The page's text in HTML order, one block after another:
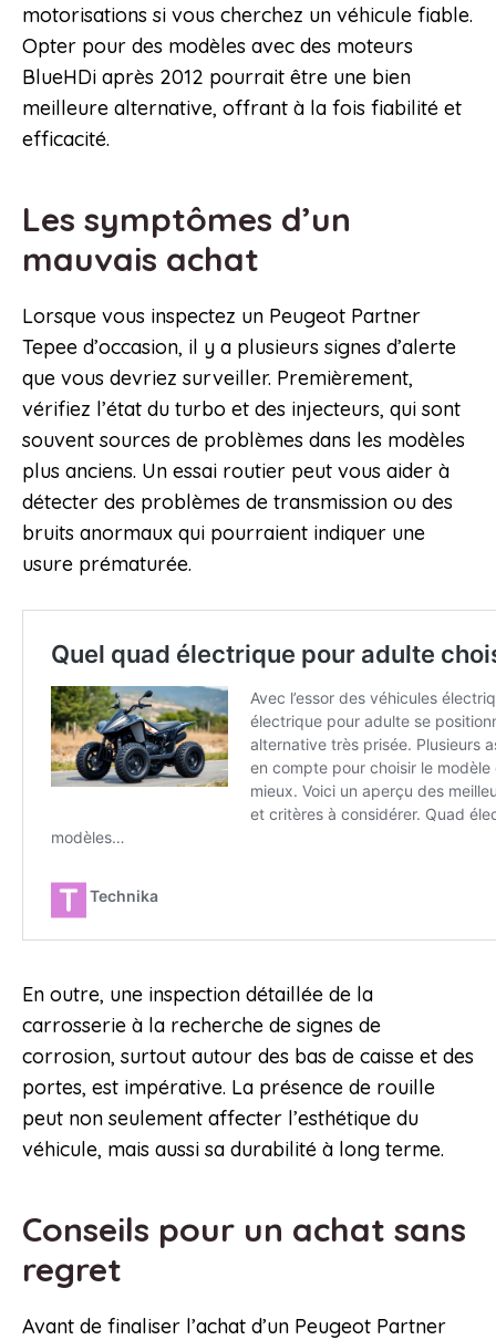
motorisations si vous cherchez un véhicule fiable.
Opter pour des modèles avec des moteurs
BlueHDi après 2012 pourrait être une bien
meilleure alternative, offrant à la fois fiabilité et
efficacité.
Les symptômes d’un
mauvais achat
Lorsque vous inspectez un Peugeot Partner
Tepee d’occasion, il y a plusieurs signes d’alerte
que vous devriez surveiller. Premièrement,
vérifiez l’état du turbo et des injecteurs, qui sont
souvent sources de problèmes dans les modèles
plus anciens. Un essai routier peut vous aider à
détecter des problèmes de transmission ou des
bruits anormaux qui pourraient indiquer une
usure prématurée.
En outre, une inspection détaillée de la
carrosserie à la recherche de signes de
corrosion, surtout autour des bas de caisse et des
portes, est impérative. La présence de rouille
peut non seulement affecter l’esthétique du
véhicule, mais aussi sa durabilité à long terme.
Conseils pour un achat sans
regret
Avant de finaliser l’achat d’un Peugeot Partner